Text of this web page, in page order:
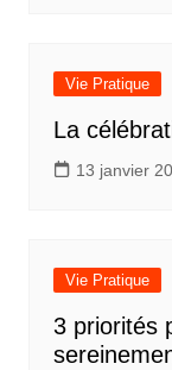
Vie Pratique
La
13 janvier
Vie Pratique
3 priorités